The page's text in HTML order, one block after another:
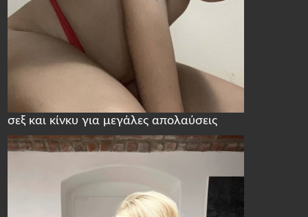
σεξ και κίνκυ για μεγάλες απολαύσεις